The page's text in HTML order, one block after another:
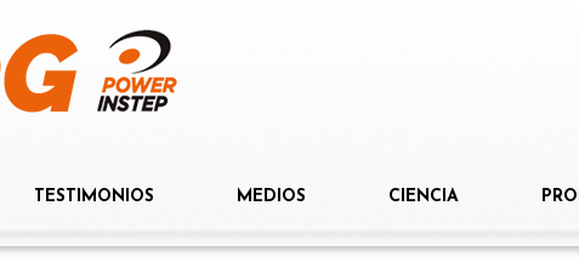
TESTIMONIOS MEDIOS CIENCIA